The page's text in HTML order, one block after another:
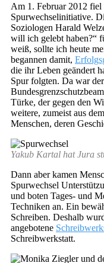
Am 1. Februar 2012 fiel
Spurwechselinitiative.
Soziologen Harald
will ich gelebt haben?“
weiß, sollte ich heute
begannen damit,
die ihr Leben geändert
Spur folgten. Da war
Türke, der gegen den
weitere, zumeist aus
Menschen, deren
Yakub Kartal hat Jura
Dann aber kamen
Spurwechsel
und boten Tages- und
Techniken an. Ein
Schreiben. Deshalb
angebotene
Schreibwerkstatt.